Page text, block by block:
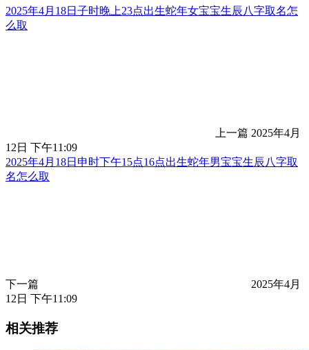
2025年4月18日子时晚上23点出生蛇年女宝宝生辰八字取名怎
么取
上一篇 2025年4月
12日 下午11:09
2025年4月18日申时下午15点16点出生蛇年男宝宝生辰八字取
名怎么取
下一篇
2025年4月
12日 下午11:09
相关推荐